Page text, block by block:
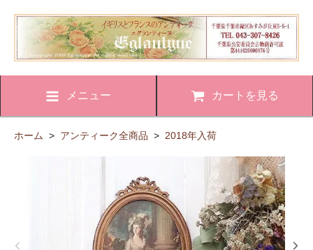
メニュー カートを見る
ホーム > アンティーク全商品 > 2018年入荷